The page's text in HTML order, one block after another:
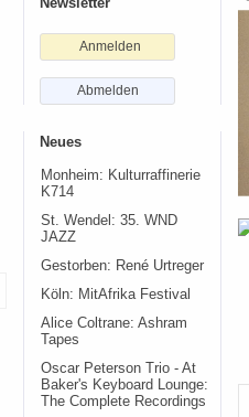
Anmelden
Abmelden
Neues
Monheim: Kulturraffinerie
K714
St. Wendel: 35. WND
JAZZ
Gestorben: René Urtreger
Köln: MitAfrika Festival
Alice Coltrane: Ashram
Tapes
Oscar Peterson Trio - At
Baker's Keyboard Lounge:
The Complete Recordings